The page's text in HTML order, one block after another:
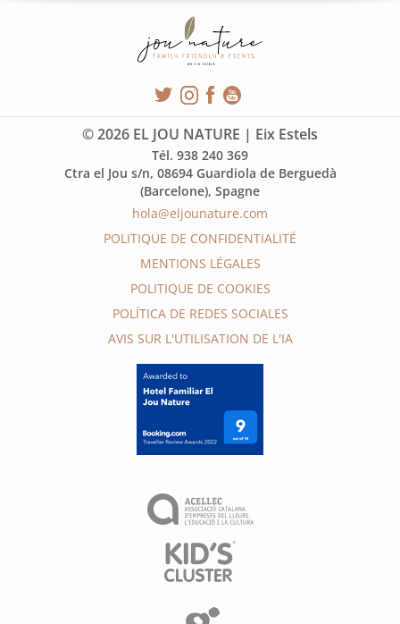
© 2026 EL JOU NATURE | Eix Estels
Tél. 938 240 369
Ctra el Jou s/n, 08694 Guardiola de Berguedà
(Barcelone), Spagne
hola@eljounature.com
POLITIQUE DE CONFIDENTIALITÉ
MENTIONS LÉGALES
POLITIQUE DE COOKIES
POLÍTICA DE REDES SOCIALES
AVIS SUR L'UTILISATION DE L'IA